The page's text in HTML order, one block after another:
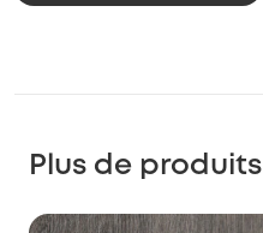
Plus de produits